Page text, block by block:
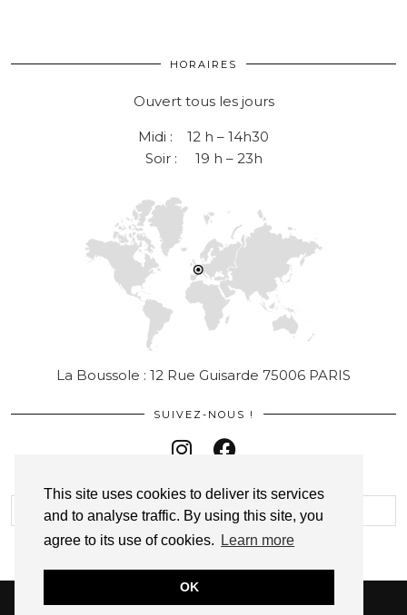
This site uses cookies to deliver its services
and to analyse traffic. By using this site, you
agree to its use of cookies.
Learn more
OK
HORAIRES
Ouvert tous les jours
Midi : 12 h – 14h30
Soir : 19 h – 23h
La Boussole : 12 Rue Guisarde 75006 PARIS
SUIVEZ-NOUS !